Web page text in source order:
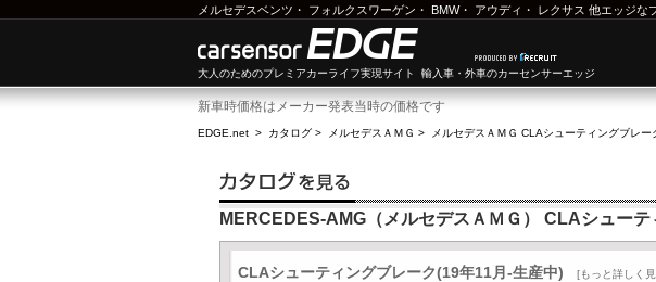
メルセデスベンツ ・ フォルクスワーゲン ・ BMW・ アウディ ・ レクサス 他エッジな
大人のためのプレミアカーライフ実現サイト 輸入車・外車のカーセンサーエッジ
新車時価格はメーカー発表当時の価格です
EDGE.net > カタログ > メルセデスＡＭＧ > メルセデスＡＭＧ CLAシューティングブレー
MERCEDES-AMG（メルセデスＡＭＧ） CLAシューテ
CLAシューティングブレーク(19年11月-生産中) [もっと詳しく